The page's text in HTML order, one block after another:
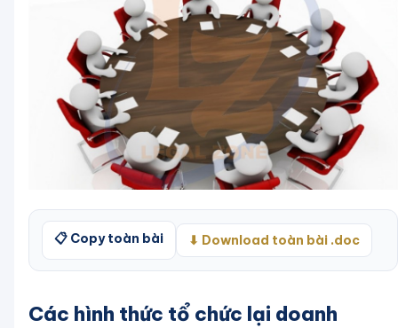
📋 Copy toàn bài ⬇ Download toàn bài .doc
Các hình thức tổ chức lại doanh